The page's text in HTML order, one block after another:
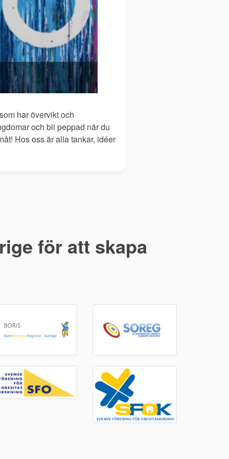
har övervikt och
och bli peppad när du
Hos oss är alla tankar, idéer
för att skapa